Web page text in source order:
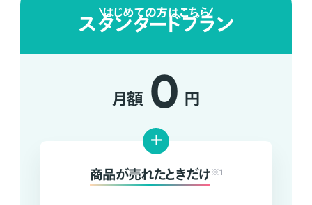
はじめての方はこちら
スタンダードプラン
月額 0 円
+
商品が売れたときだけ ※1